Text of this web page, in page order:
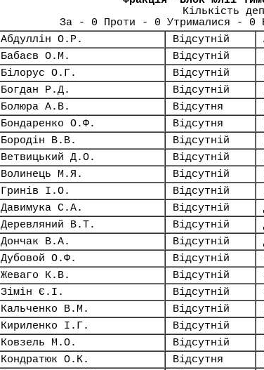
Кількість
За - 0 Проти - 0 Утрималися - 0
Абдуллін О.Р.
Відсутній
Бабаєв О.М.
Відсутній
Білорус О.Г.
Відсутній
Богдан Р.Д.
Відсутній
Болюра А.В.
Відсутня
Бондаренко О.Ф.
Відсутня
Бородін В.В.
Відсутній
Ветвицький Д.О.
Відсутній
Волинець М.Я.
Відсутній
Гринів І.О.
Відсутній
Давимука С.А.
Відсутній
Деревляний В.Т.
Відсутній
Дончак В.А.
Відсутній
Дубовой О.Ф.
Відсутній
Жеваго К.В.
Відсутній
Зімін Є.І.
Відсутній
Кальченко В.М.
Відсутній
Кириленко І.Г.
Відсутній
Ковзель М.О.
Відсутній
Кондратюк О.К.
Відсутня